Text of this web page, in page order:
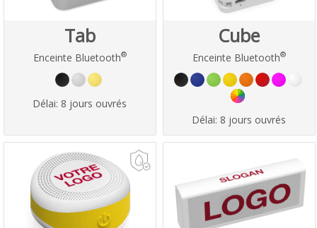
Tab
Enceinte Bluetooth®
Délai: 8 jours ouvrés
Cube
Enceinte Bluetooth®
Délai: 8 jours ouvrés